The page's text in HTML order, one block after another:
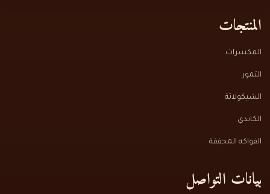
المنتجات
المكسرات
التمور
الشيكولاتة
الكاندي
الفواكه المجففة
بيانات التواصل